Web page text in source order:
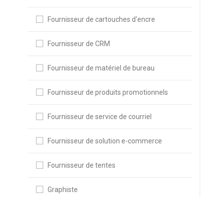
Fournisseur de cartouches d'encre
Fournisseur de CRM
Fournisseur de matériel de bureau
Fournisseur de produits promotionnels
Fournisseur de service de courriel
Fournisseur de solution e-commerce
Fournisseur de tentes
Graphiste